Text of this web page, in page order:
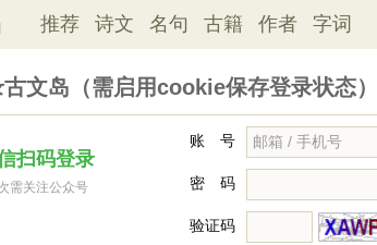
推荐 诗文 名句 古籍 作者 字词
文岛（需启用cookie保存登录状态）
扫码登录
需关注公众号
账 号
密 码
验证码